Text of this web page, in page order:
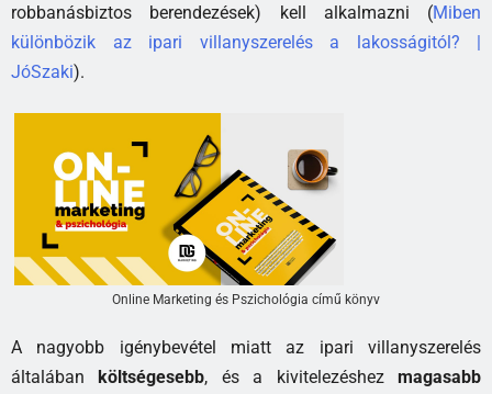
robbanásbiztos berendezések) kell alkalmazni (Miben
különbözik az ipari villanyszerelés a lakosságitól? |
JóSzaki).
Online Marketing és Pszichológia című könyv
A nagyobb igénybevétel miatt az ipari villanyszerelés
általábanköltségesebb, és a kivitelezéshezmagasabb